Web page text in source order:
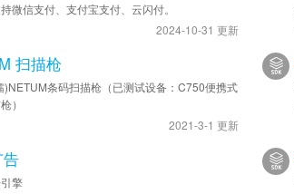
微信支付、支付宝支付、云闪付。
2024-10-31 更新
扫描枪
)NETUM条码扫描枪（已测试设备：C750便携式
）
2021-3-1 更新
擎